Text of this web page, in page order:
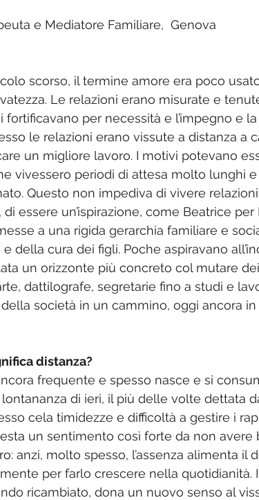
e Mediatore Familiare,  Genova
scorso, il termine amore era poco
Le relazioni erano misurate e
fortificavano per necessità e l’impegno e
le relazioni erano vissute a distanza a
un migliore lavoro. I motivi potevano
vivessero periodi di attesa molto lunghi e
Questo non impediva di vivere
essere un’ispirazione, come Beatrice
a una rigida gerarchia familiare e
della cura dei figli. Poche aspiravano
un orizzonte più concreto col mutare
dattilografe, segretarie fino a studi e
società in un cammino, oggi ancora in
distanza?
frequente e spesso nasce e si
di ieri, il più delle volte dettata
cela timidezze e difficoltà a gestire i
un sentimento così forte da non avere
anzi, molto spesso, l’assenza alimenta il
per farlo crescere nella quotidianità.
ricambiato, dona un nuovo senso al